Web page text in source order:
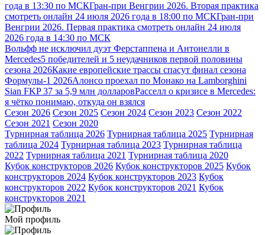
года в 13:30 по МСКГран-при Венгрии 2026. Вторая практика
смотреть онлайн 24 июля 2026 года в 18:00 по МСКГран-при
Венгрии 2026. Первая практика смотреть онлайн 24 июля
2026 года в 14:30 по МСК
Вольфф не исключил дуэт Ферстаппена и Антонелли в
Mercedes5 победителей и 5 неудачников первой половины
сезона 2026Какие европейские трассы спасут финал сезона
Формулы-1 2026Алонсо проехал по Монако на Lamborghini
Sian FKP 37 за 5,9 млн долларовРасселл о кризисе в Mercedes:
я чётко понимаю, откуда он взялся
Сезон 2026 Сезон 2025 Сезон 2024 Сезон 2023 Сезон 2022
Сезон 2021 Сезон 2020
Турнирная таблица 2026 Турнирная таблица 2025 Турнирная
таблица 2024 Турнирная таблица 2023 Турнирная таблица
2022 Турнирная таблица 2021 Турнирная таблица 2020
Кубок конструкторов 2026 Кубок конструкторов 2025 Кубок
конструкторов 2024 Кубок конструкторов 2023 Кубок
конструкторов 2022 Кубок конструкторов 2021 Кубок
конструкторов 2021
Мой профиль